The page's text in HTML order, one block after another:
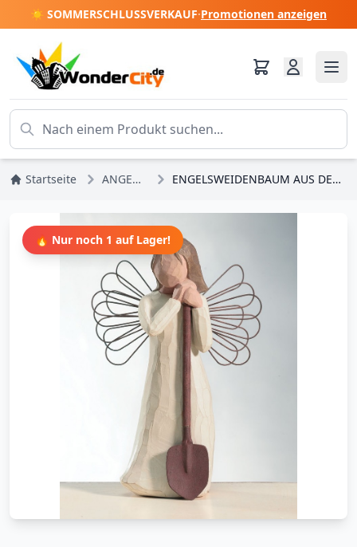
☀️ SOMMERSCHLUSSVERKAUF·Promotionen anzeigen
Startseite ANGEBOTE ENGELSWEIDENBAUM AUS DEM GARTEN
🔥 Nur noch 1 auf Lager!